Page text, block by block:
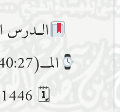
المـــ(40:27) ـــدة
🗓 1446هـ 🗓